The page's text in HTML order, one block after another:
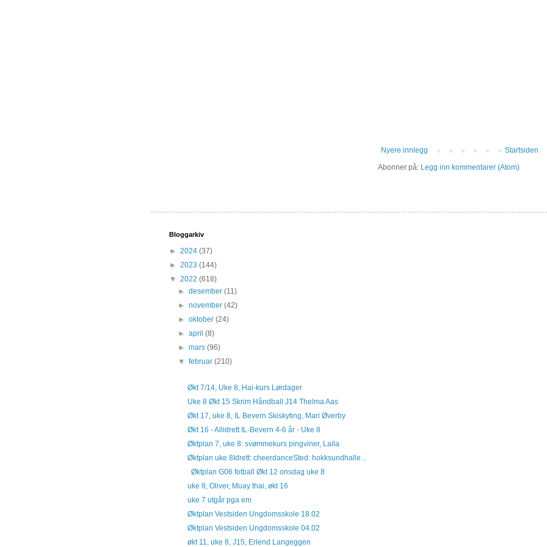
Nyere innlegg
Startsiden
Abonner på: Legg inn kommentarer (Atom)
Bloggarkiv
► 2024 (37)
► 2023 (144)
▼ 2022 (618)
►desember(11)
►november(42)
►oktober(24)
►april(8)
►mars(96)
▼februar(210)
Økt 7/14, Uke 8, Hai-kurs Lørdager
Uke 8 Økt 15 Skrim Håndball J14 Thelma Aas
Økt 17, uke 8, IL Bevern Skiskyting, Mari Øverby
Økt 16 - Allidrett IL-Bevern 4-6 år - Uke 8
Øktplan 7, uke 8: svømmekurs pingviner, Laila
Øktplan uke 8Idrett: cheerdanceSted: hokksundhalle...
Øktplan G06 fotball Økt 12 onsdag uke 8
uke 8, Oliver, Muay thai, økt 16
uke 7 utgår pga em
Øktplan Vestsiden Ungdomsskole 18.02
Øktplan Vestsiden Ungdomsskole 04.02
økt 11, uke 8, J15, Erlend Langeggen